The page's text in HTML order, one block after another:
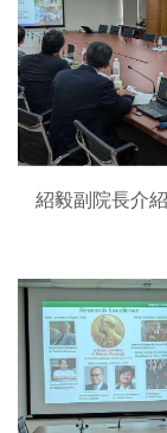
紹毅副院長介